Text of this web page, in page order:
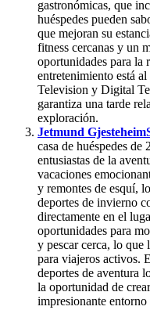
gastronómicas, que
huéspedes pueden
que mejoran su
fitness cercanas y un
oportunidades para la
entretenimiento está
Television y Digital
garantiza una tarde
exploración.
Jetmund Gjesteheim
casa de huéspedes de
entusiastas de la
vacaciones
y remontes de esquí,
deportes de invierno
directamente en el
oportunidades para
y pescar cerca, lo que
para viajeros activos.
deportes de aventura
la oportunidad de
impresionante entorno